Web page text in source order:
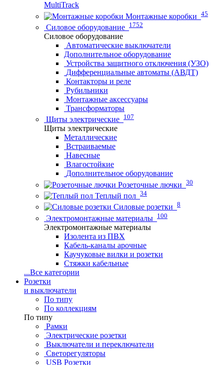
MultiTrack
Монтажные коробки 45
Силовое оборудование 1752
Силовое оборудование
Автоматические выключатели
Дополнительное оборудование
Устройства защитного отключения (УЗО)
Дифференциальные автоматы (АВДТ)
Контакторы и реле
Рубильники
Монтажные аксессуары
Трансформаторы
Щиты электрические 107
Щиты электрические
Металлические
Встраиваемые
Навесные
Влагостойкие
Дополнительное оборудование
Розеточные лючки 30
Теплый пол 34
Силовые розетки 8
Электромонтажные материалы 100
Электромонтажные материалы
Изолента из ПВХ
Кабель-каналы арочные
Каучуковые вилки и розетки
Стяжки кабельные
...Все категории
Розетки
и выключатели
По типу
По коллекциям
По типу
Рамки
Электрические розетки
Выключатели и переключатели
Светорегуляторы
USB Розетки